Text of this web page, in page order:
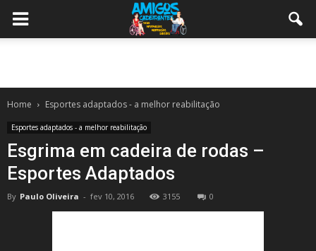
Home Esportes adaptados - a melhor reabilitação
Esportes adaptados - a melhor reabilitação
Esgrima em cadeira de rodas –
Esportes Adaptados
By Paulo Oliveira - fev 10, 2016 3155 0